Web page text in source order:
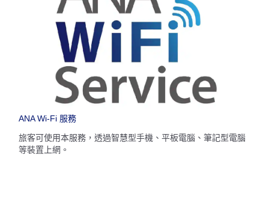
ANA Wi-Fi 服務
旅客可使用本服務，透過智慧型手機、平板電腦、筆記型電腦
等裝置上網。